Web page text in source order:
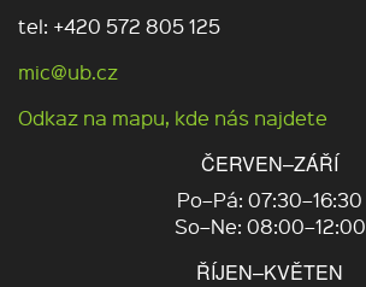
tel: +420 572 805 125
mic@ub.cz
Odkaz na mapu, kde nás najdete
ČERVEN–ZÁŘÍ
Po–Pá: 07:30–16:30
So–Ne: 08:00–12:00
ŘÍJEN–KVĚTEN